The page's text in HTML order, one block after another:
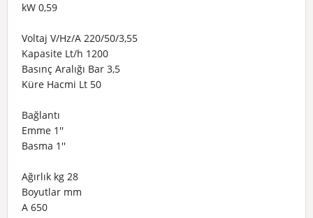
kW 0,59
Voltaj V/Hz/A 220/50/3,55
Kapasite Lt/h 1200
Basınç Aralığı Bar 3,5
Küre Hacmi Lt 50
Bağlantı
Emme 1''
Basma 1''
Ağırlık kg 28
Boyutlar mm
A 650